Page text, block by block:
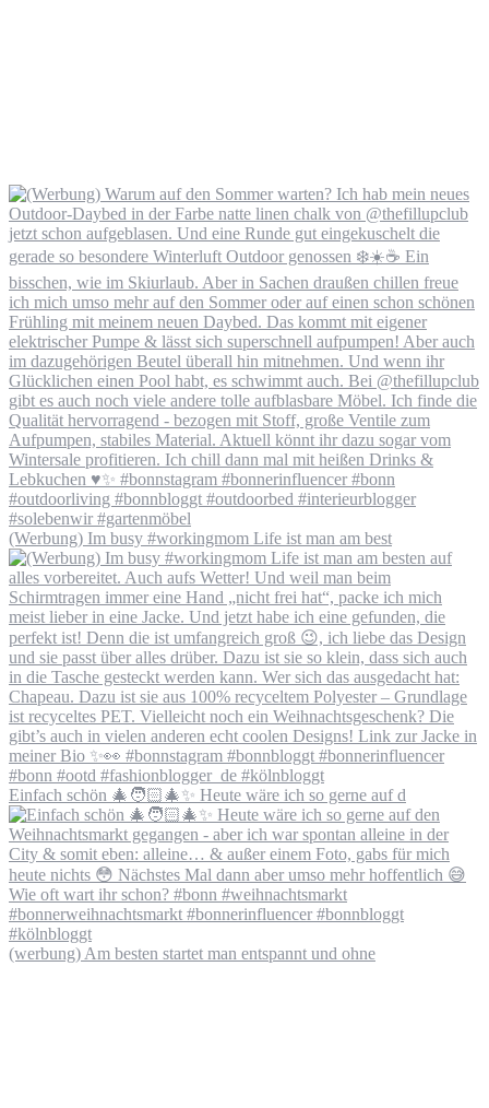
(Werbung) Im busy #workingmom Life ist man am best
Einfach schön 🎄🧑🏻‍🎄✨ Heute wäre ich so gerne auf d
(werbung) Am besten startet man entspannt und ohne